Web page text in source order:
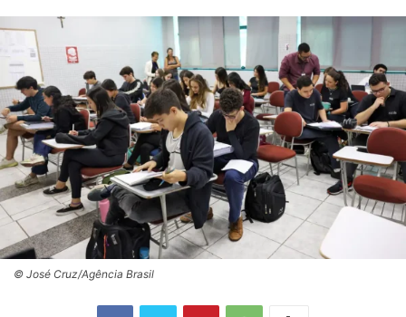
© José Cruz/Agência Brasil